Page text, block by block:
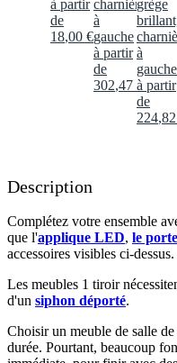
à partir
de
18,00 €
charnières
à
gauche
à partir
de
302,47 €
grège
à
gauche
à partir
de
224,82
Description
Complétez votre ensemble
que l'applique LED, le
accessoires visibles ci-dessus.​
Les meubles 1 tiroir
d'un siphon déporté.​​
Choisir un meuble de salle
durée. Pourtant, beaucoup